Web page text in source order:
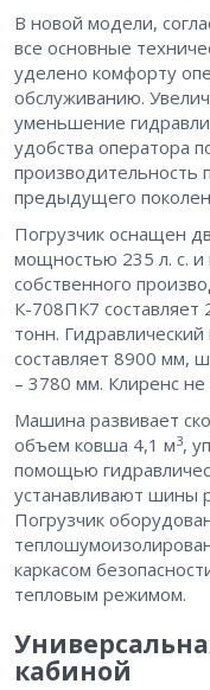
В новой модели,
все основные
уделено комфорту
обслуживанию.
уменьшение
удобства оператора
производительность
предыдущего
Погрузчик оснащен
мощностью 235 л. с. и
собственного
К-708ПК7 составляет
тонн.
составляет 8900 мм,
– 3780 мм. Клиренс
Машина развивает
объем ковша 4,1 м3,
помощью
устанавливают шины
Погрузчик
каркасом
тепловым режимом.
кабиной